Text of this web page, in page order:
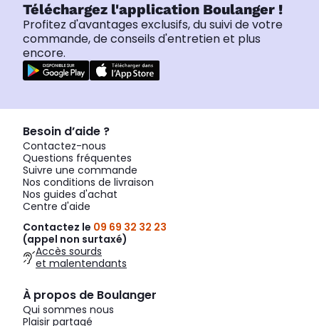
Téléchargez l'application Boulanger !
Profitez d'avantages exclusifs, du suivi de votre
commande, de conseils d'entretien et plus
encore.
Besoin d’aide ?
Contactez-nous
Questions fréquentes
Suivre une commande
Nos conditions de livraison
Nos guides d'achat
Centre d'aide
Contactez le 09 69 32 32 23
(appel non surtaxé)
Accès sourds
et malentendants
À propos de Boulanger
Qui sommes nous
Plaisir partagé